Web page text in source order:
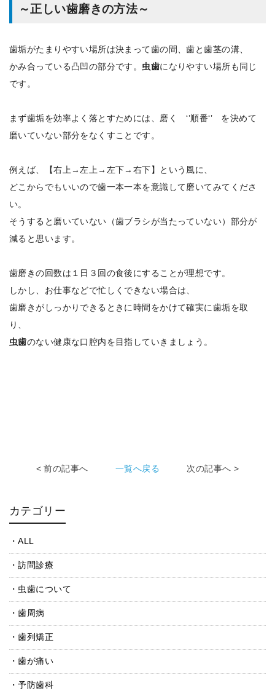
～正しい歯磨きの方法～
歯垢がたまりやすい場所は決まって歯の間、歯と歯茎の溝、
かみ合っている凸凹の部分です。 虫歯になりやすい場所も同じ
です。
まず歯垢を効率よく落とすためには、磨く ‘’順番‘’ を決めて
磨いていない部分をなくすことです。
例えば、【右上→左上→左下→右下】という風に、
どこからでもいいので歯一本一本を意識して磨いてみてくださ
い。
そうすると磨いていない（歯ブラシが当たっていない）部分が
減ると思います。
歯磨きの回数は１日３回の食後にすることが理想です。
しかし、お仕事などで忙しくできない場合は、
歯磨きがしっかりできるときに時間をかけて確実に歯垢を取
り、
虫歯のない健康な口腔内を目指していきましょう。
< 前の記事へ 一覧へ戻る 次の記事へ >
カテゴリー
ALL
訪問診療
虫歯について
歯周病
歯列矯正
歯が痛い
予防歯科